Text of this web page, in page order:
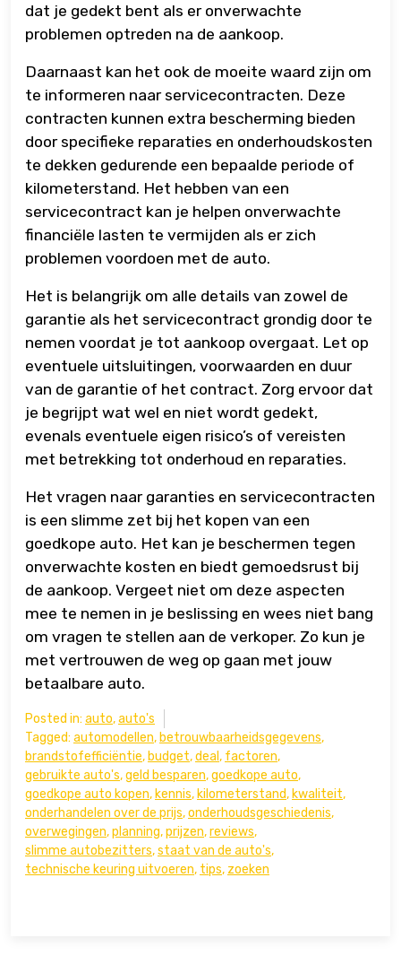
dat je gedekt bent als er onverwachte
problemen optreden na de aankoop.
Daarnaast kan het ook de moeite waard zijn om
te informeren naar servicecontracten. Deze
contracten kunnen extra bescherming bieden
door specifieke reparaties en onderhoudskosten
te dekken gedurende een bepaalde periode of
kilometerstand. Het hebben van een
servicecontract kan je helpen onverwachte
financiële lasten te vermijden als er zich
problemen voordoen met de auto.
Het is belangrijk om alle details van zowel de
garantie als het servicecontract grondig door te
nemen voordat je tot aankoop overgaat. Let op
eventuele uitsluitingen, voorwaarden en duur
van de garantie of het contract. Zorg ervoor dat
je begrijpt wat wel en niet wordt gedekt,
evenals eventuele eigen risico’s of vereisten
met betrekking tot onderhoud en reparaties.
Het vragen naar garanties en servicecontracten
is een slimme zet bij het kopen van een
goedkope auto. Het kan je beschermen tegen
onverwachte kosten en biedt gemoedsrust bij
de aankoop. Vergeet niet om deze aspecten
mee te nemen in je beslissing en wees niet bang
om vragen te stellen aan de verkoper. Zo kun je
met vertrouwen de weg op gaan met jouw
betaalbare auto.
Posted in: auto,auto's
Tagged: automodellen, betrouwbaarheidsgegevens,
brandstofefficiëntie, budget,deal , factoren,
gebruikte auto's,geld besparen,goedkope auto,
goedkope auto kopen, kennis, kilometerstand, kwaliteit,
onderhandelen over de prijs,onderhoudsgeschiedenis,
overwegingen,planning,prijzen,reviews,
slimme autobezitters,staat van de auto's,
technische keuring uitvoeren, tips, zoeken